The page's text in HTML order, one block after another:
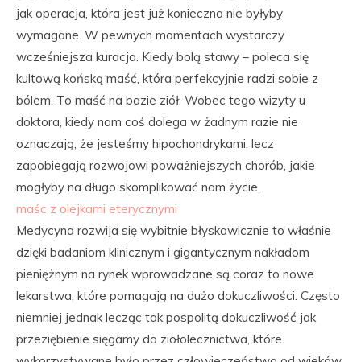
jak operacja, która jest już konieczna nie byłyby
wymagane. W pewnych momentach wystarczy
wcześniejsza kuracja. Kiedy bolą stawy – poleca się
kultową końską maść, która perfekcyjnie radzi sobie z
bólem. To maść na bazie ziół. Wobec tego wizyty u
doktora, kiedy nam coś dolega w żadnym razie nie
oznaczają, że jesteśmy hipochondrykami, lecz
zapobiegają rozwojowi poważniejszych chorób, jakie
mogłyby na długo skomplikować nam życie.
maśc z olejkami eterycznymi
Medycyna rozwija się wybitnie błyskawicznie to właśnie
dzięki badaniom klinicznym i gigantycznym nakładom
pieniężnym na rynek wprowadzane są coraz to nowe
lekarstwa, które pomagają na dużo dokuczliwości. Często
niemniej jednak lecząc tak pospolitą dokuczliwość jak
przeziębienie sięgamy do ziołolecznictwa, które